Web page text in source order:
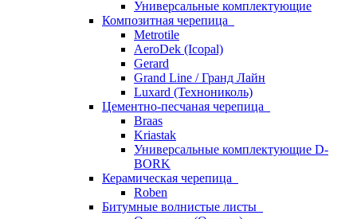
Универсальные комплектующие
Композитная черепица
Metrotile
AeroDek (Icopal)
Gerard
Grand Line / Гранд Лайн
Luxard (Технониколь)
Цементно-песчаная черепица
Braas
Kriastak
Универсальные комплектующие D-
BORK
Керамическая черепица
Roben
Битумные волнистые листы